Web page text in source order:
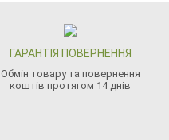
ГАРАНТІЯ ПОВЕРНЕННЯ
Обмін товару та повернення
коштів протягом 14 днів